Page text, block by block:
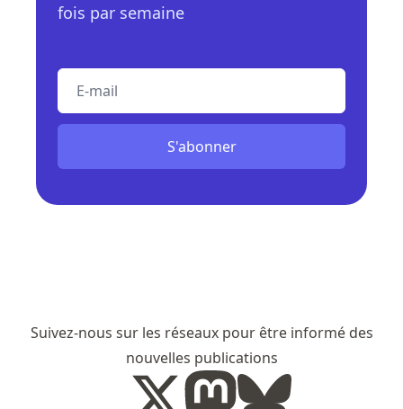
fois par semaine
S'abonner
Suivez-nous sur les réseaux pour être informé des
nouvelles publications